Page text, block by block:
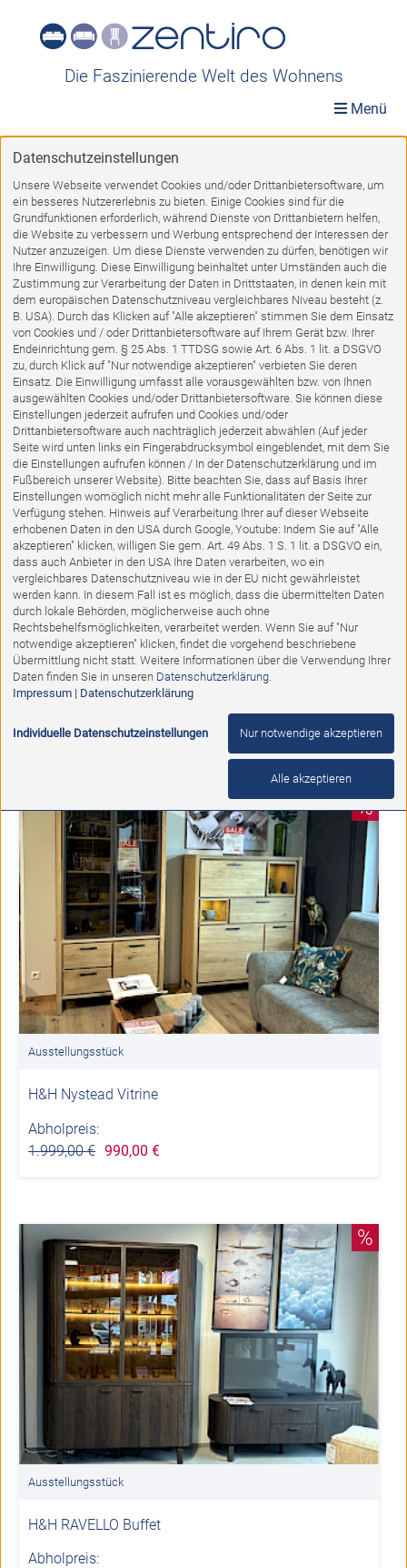
Die Faszinierende Welt des Wohnens
Menü
Highboards
1 2 3 4 5 VORWÄRTS
%
Ausstellungsstück
H&H Nystead Highboard
Abholpreis:
%
Ausstellungsstück
H&H Nystead Vitrine
Abholpreis:
1.999,00 € 990,00 €
%
Ausstellungsstück
H&H RAVELLO Buffet
Abholpreis:
Datenschutzeinstellungen
Unsere Webseite verwendet Cookies und/oder Drittanbietersoftware, um
ein besseres Nutzererlebnis zu bieten. Einige Cookies sind für die
Grundfunktionen erforderlich, während Dienste von Drittanbietern helfen,
die Website zu verbessern und Werbung entsprechend der Interessen der
Nutzer anzuzeigen. Um diese Dienste verwenden zu dürfen, benötigen wir
Ihre Einwilligung. Diese Einwilligung beinhaltet unter Umständen auch die
Zustimmung zur Verarbeitung der Daten in Drittstaaten, in denen kein mit
dem europäischen Datenschutzniveau vergleichbares Niveau besteht (z.
B. USA). Durch das Klicken auf "Alle akzeptieren" stimmen Sie dem Einsatz
von Cookies und / oder Drittanbietersoftware auf Ihrem Gerät bzw. Ihrer
Endeinrichtung gem. § 25 Abs. 1 TTDSG sowie Art. 6 Abs. 1 lit. a DSGVO
zu, durch Klick auf "Nur notwendige akzeptieren" verbieten Sie deren
Einsatz. Die Einwilligung umfasst alle vorausgewählten bzw. von Ihnen
ausgewählten Cookies und/oder Drittanbietersoftware. Sie können diese
Einstellungen jederzeit aufrufen und Cookies und/oder
Drittanbietersoftware auch nachträglich jederzeit abwählen (Auf jeder
Seite wird unten links ein Fingerabdrucksymbol eingeblendet, mit dem Sie
die Einstellungen aufrufen können / In der Datenschutzerklärung und im
Fußbereich unserer Website). Bitte beachten Sie, dass auf Basis Ihrer
Einstellungen womöglich nicht mehr alle Funktionalitäten der Seite zur
Verfügung stehen. Hinweis auf Verarbeitung Ihrer auf dieser Webseite
erhobenen Daten in den USA durch Google, Youtube: Indem Sie auf "Alle
akzeptieren" klicken, willigen Sie gem. Art. 49 Abs. 1 S. 1 lit. a DSGVO ein,
dass auch Anbieter in den USA Ihre Daten verarbeiten, wo ein
vergleichbares Datenschutzniveau wie in der EU nicht gewährleistet
werden kann. In diesem Fall ist es möglich, dass die übermittelten Daten
durch lokale Behörden, möglicherweise auch ohne
Rechtsbehelfsmöglichkeiten, verarbeitet werden. Wenn Sie auf "Nur
notwendige akzeptieren" klicken, findet die vorgehend beschriebene
Übermittlung nicht statt. Weitere Informationen über die Verwendung Ihrer
Daten finden Sie in unseren Datenschutzerklärung.
Impressum| Datenschutzerklärung
Individuelle Datenschutzeinstellungen Nur notwendige akzeptieren
Alle akzeptieren